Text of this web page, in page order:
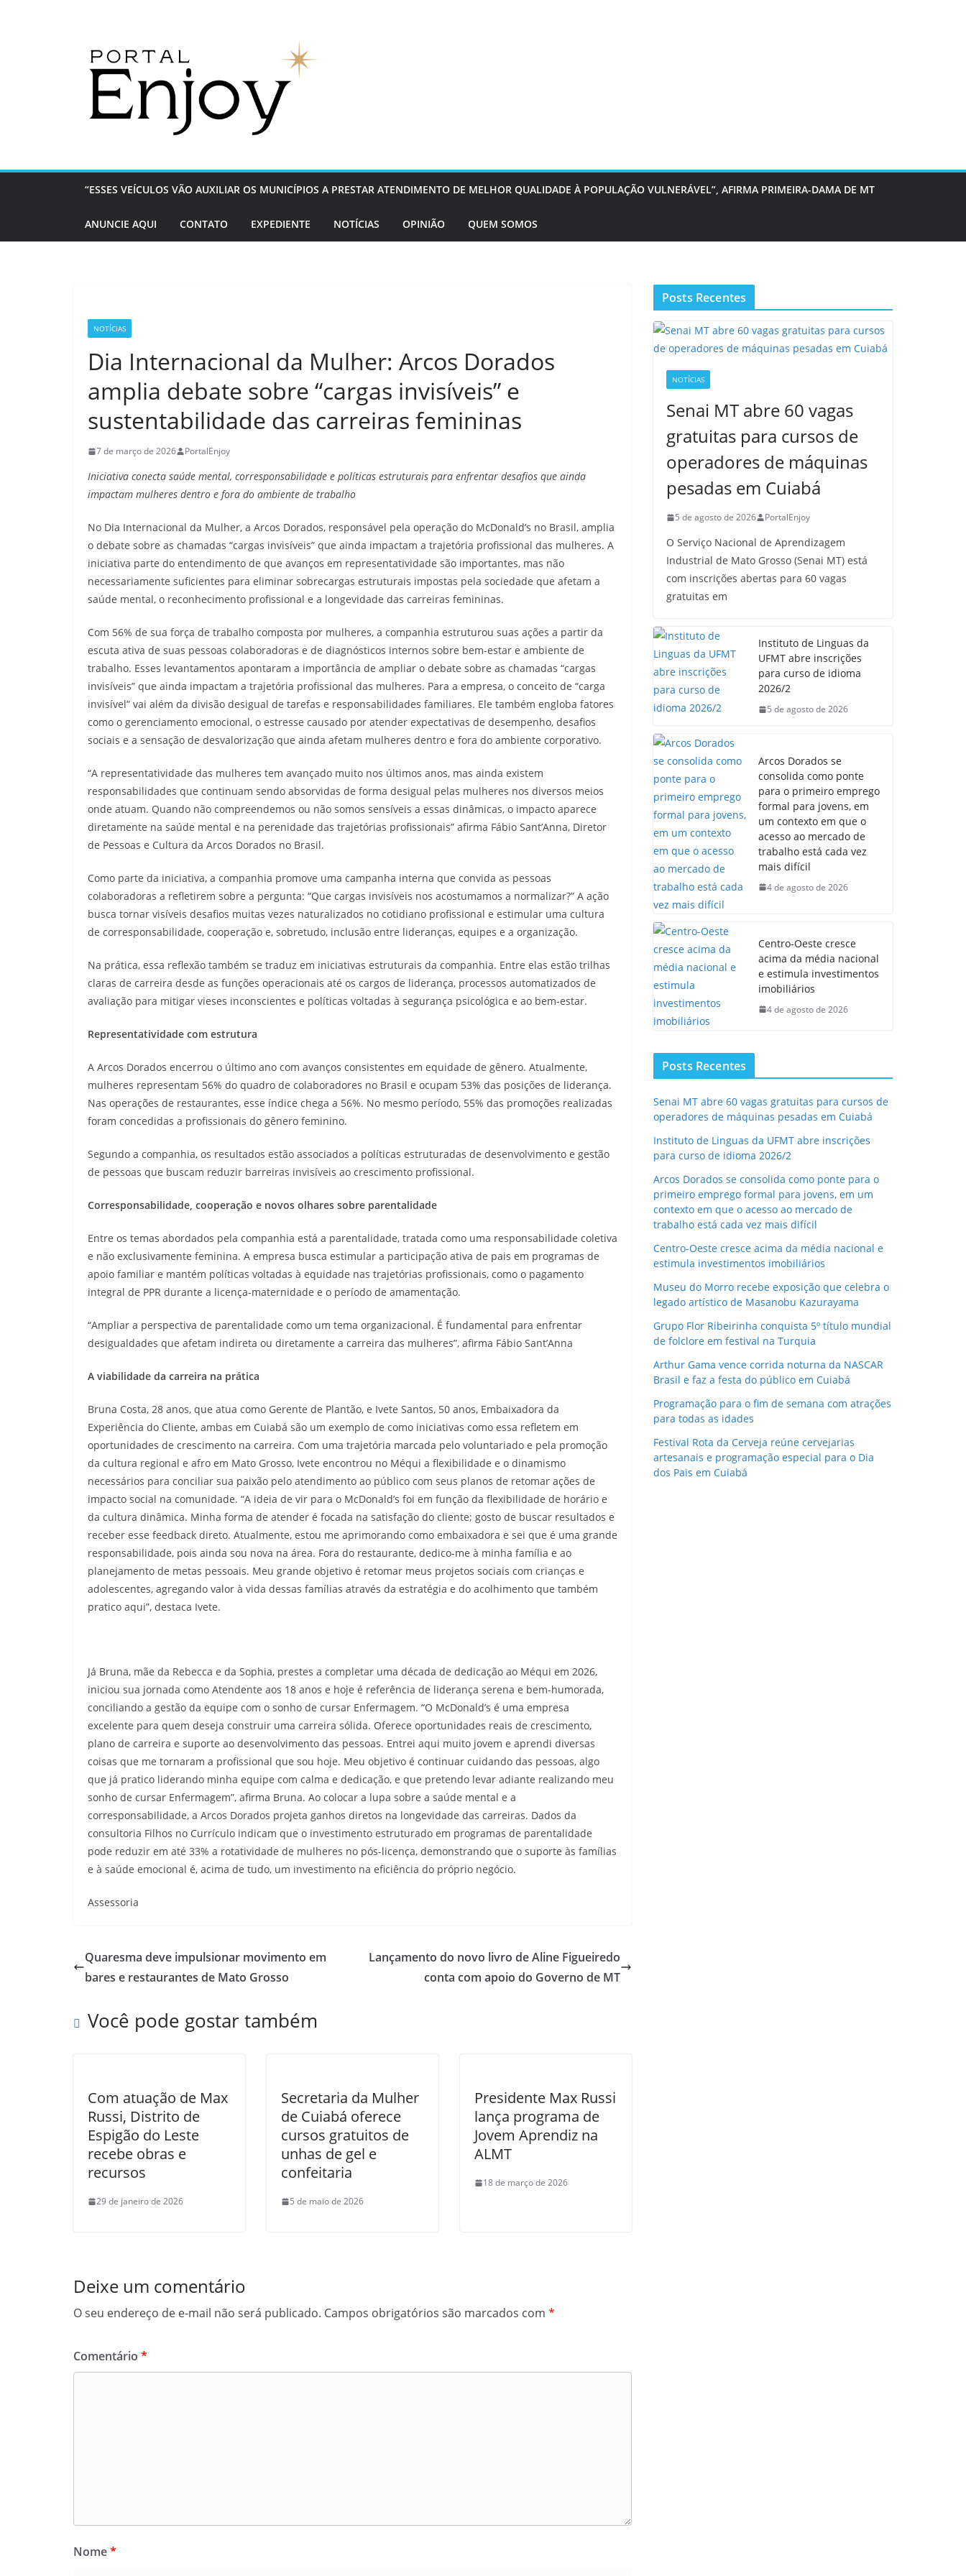
“ESSES VEÍCULOS VÃO AUXILIAR OS MUNICÍPIOS A PRESTAR ATENDIMENTO DE MELHOR QUALIDADE À POPULAÇÃO VULNERÁVEL”, AFIRMA PRIMEIRA-DAMA DE MT
ANUNCIE AQUI CONTATO EXPEDIENTE NOTÍCIAS OPINIÃO QUEM SOMOS
NOTÍCIAS
Dia Internacional da Mulher: Arcos Dorados
amplia debate sobre “cargas invisíveis” e
sustentabilidade das carreiras femininas
7 de março de 2026 PortalEnjoy
Iniciativa conecta saúde mental, corresponsabilidade e políticas estruturais para enfrentar desafios que ainda
impactam mulheres dentro e fora do ambiente de trabalho
No Dia Internacional da Mulher, a Arcos Dorados, responsável pela operação do McDonald’s no Brasil, amplia
o debate sobre as chamadas “cargas invisíveis” que ainda impactam a trajetória profissional das mulheres. A
iniciativa parte do entendimento de que avanços em representatividade são importantes, mas não
necessariamente suficientes para eliminar sobrecargas estruturais impostas pela sociedade que afetam a
saúde mental, o reconhecimento profissional e a longevidade das carreiras femininas.
Com 56% de sua força de trabalho composta por mulheres, a companhia estruturou suas ações a partir da
escuta ativa de suas pessoas colaboradoras e de diagnósticos internos sobre bem-estar e ambiente de
trabalho. Esses levantamentos apontaram a importância de ampliar o debate sobre as chamadas “cargas
invisíveis” que ainda impactam a trajetória profissional das mulheres. Para a empresa, o conceito de “carga
invisível” vai além da divisão desigual de tarefas e responsabilidades familiares. Ele também engloba fatores
como o gerenciamento emocional, o estresse causado por atender expectativas de desempenho, desafios
sociais e a sensação de desvalorização que ainda afetam mulheres dentro e fora do ambiente corporativo.
“A representatividade das mulheres tem avançado muito nos últimos anos, mas ainda existem
responsabilidades que continuam sendo absorvidas de forma desigual pelas mulheres nos diversos meios
onde atuam. Quando não compreendemos ou não somos sensíveis a essas dinâmicas, o impacto aparece
diretamente na saúde mental e na perenidade das trajetórias profissionais” afirma Fábio Sant’Anna, Diretor
de Pessoas e Cultura da Arcos Dorados no Brasil.
Como parte da iniciativa, a companhia promove uma campanha interna que convida as pessoas
colaboradoras a refletirem sobre a pergunta: “Que cargas invisíveis nos acostumamos a normalizar?” A ação
busca tornar visíveis desafios muitas vezes naturalizados no cotidiano profissional e estimular uma cultura
de corresponsabilidade, cooperação e, sobretudo, inclusão entre lideranças, equipes e a organização.
Na prática, essa reflexão também se traduz em iniciativas estruturais da companhia. Entre elas estão trilhas
claras de carreira desde as funções operacionais até os cargos de liderança, processos automatizados de
avaliação para mitigar vieses inconscientes e políticas voltadas à segurança psicológica e ao bem-estar.
Representatividade com estrutura
A Arcos Dorados encerrou o último ano com avanços consistentes em equidade de gênero. Atualmente,
mulheres representam 56% do quadro de colaboradores no Brasil e ocupam 53% das posições de liderança.
Nas operações de restaurantes, esse índice chega a 56%. No mesmo período, 55% das promoções realizadas
foram concedidas a profissionais do gênero feminino.
Segundo a companhia, os resultados estão associados a políticas estruturadas de desenvolvimento e gestão
de pessoas que buscam reduzir barreiras invisíveis ao crescimento profissional.
Corresponsabilidade, cooperação e novos olhares sobre parentalidade
Entre os temas abordados pela companhia está a parentalidade, tratada como uma responsabilidade coletiva
e não exclusivamente feminina. A empresa busca estimular a participação ativa de pais em programas de
apoio familiar e mantém políticas voltadas à equidade nas trajetórias profissionais, como o pagamento
integral de PPR durante a licença-maternidade e o período de amamentação.
“Ampliar a perspectiva de parentalidade como um tema organizacional. É fundamental para enfrentar
desigualdades que afetam indireta ou diretamente a carreira das mulheres”, afirma Fábio Sant’Anna
A viabilidade da carreira na prática
Bruna Costa, 28 anos, que atua como Gerente de Plantão, e Ivete Santos, 50 anos, Embaixadora da
Experiência do Cliente, ambas em Cuiabá são um exemplo de como iniciativas como essa refletem em
oportunidades de crescimento na carreira. Com uma trajetória marcada pelo voluntariado e pela promoção
da cultura regional e afro em Mato Grosso, Ivete encontrou no Méqui a flexibilidade e o dinamismo
necessários para conciliar sua paixão pelo atendimento ao público com seus planos de retomar ações de
impacto social na comunidade. “A ideia de vir para o McDonald’s foi em função da flexibilidade de horário e
da cultura dinâmica. Minha forma de atender é focada na satisfação do cliente; gosto de buscar resultados e
receber esse feedback direto. Atualmente, estou me aprimorando como embaixadora e sei que é uma grande
responsabilidade, pois ainda sou nova na área. Fora do restaurante, dedico-me à minha família e ao
planejamento de metas pessoais. Meu grande objetivo é retomar meus projetos sociais com crianças e
adolescentes, agregando valor à vida dessas famílias através da estratégia e do acolhimento que também
pratico aqui”, destaca Ivete.
Já Bruna, mãe da Rebecca e da Sophia, prestes a completar uma década de dedicação ao Méqui em 2026,
iniciou sua jornada como Atendente aos 18 anos e hoje é referência de liderança serena e bem-humorada,
conciliando a gestão da equipe com o sonho de cursar Enfermagem. “O McDonald’s é uma empresa
excelente para quem deseja construir uma carreira sólida. Oferece oportunidades reais de crescimento,
plano de carreira e suporte ao desenvolvimento das pessoas. Entrei aqui muito jovem e aprendi diversas
coisas que me tornaram a profissional que sou hoje. Meu objetivo é continuar cuidando das pessoas, algo
que já pratico liderando minha equipe com calma e dedicação, e que pretendo levar adiante realizando meu
sonho de cursar Enfermagem”, afirma Bruna. Ao colocar a lupa sobre a saúde mental e a
corresponsabilidade, a Arcos Dorados projeta ganhos diretos na longevidade das carreiras. Dados da
consultoria Filhos no Currículo indicam que o investimento estruturado em programas de parentalidade
pode reduzir em até 33% a rotatividade de mulheres no pós-licença, demonstrando que o suporte às famílias
e à saúde emocional é, acima de tudo, um investimento na eficiência do próprio negócio.
Assessoria
Quaresma deve impulsionar movimento em
bares e restaurantes de Mato Grosso
Lançamento do novo livro de Aline Figueiredo
conta com apoio do Governo de MT
Você pode gostar também
Com atuação de Max
Russi, Distrito de
Espigão do Leste
recebe obras e
recursos
29 de janeiro de 2026
Secretaria da Mulher
de Cuiabá oferece
cursos gratuitos de
unhas de gel e
confeitaria
5 de maio de 2026
Presidente Max Russi
lança programa de
Jovem Aprendiz na
ALMT
18 de março de 2026
Deixe um comentário
O seu endereço de e-mail não será publicado. Campos obrigatórios são marcados com *
Comentário *
Nome*
Posts Recentes
NOTÍCIAS
Senai MT abre 60 vagas
gratuitas para cursos de
operadores de máquinas
pesadas em Cuiabá
5 de agosto de 2026 PortalEnjoy
O Serviço Nacional de Aprendizagem
Industrial de Mato Grosso (Senai MT) está
com inscrições abertas para 60 vagas
gratuitas em
Instituto de Linguas da
UFMT abre inscrições
para curso de idioma
2026/2
5 de agosto de 2026
Arcos Dorados se
consolida como ponte
para o primeiro emprego
formal para jovens, em
um contexto em que o
acesso ao mercado de
trabalho está cada vez
mais difícil
4 de agosto de 2026
Centro-Oeste cresce
acima da média nacional
e estimula investimentos
imobiliários
4 de agosto de 2026
Posts Recentes
Senai MT abre 60 vagas gratuitas para cursos de
operadores de máquinas pesadas em Cuiabá
Instituto de Linguas da UFMT abre inscrições
para curso de idioma 2026/2
Arcos Dorados se consolida como ponte para o
primeiro emprego formal para jovens, em um
contexto em que o acesso ao mercado de
trabalho está cada vez mais difícil
Centro-Oeste cresce acima da média nacional e
estimula investimentos imobiliários
Museu do Morro recebe exposição que celebra o
legado artístico de Masanobu Kazurayama
Grupo Flor Ribeirinha conquista 5º título mundial
de folclore em festival na Turquia
Arthur Gama vence corrida noturna da NASCAR
Brasil e faz a festa do público em Cuiabá
Programação para o fim de semana com atrações
para todas as idades
Festival Rota da Cerveja reúne cervejarias
artesanais e programação especial para o Dia
dos Pais em Cuiabá